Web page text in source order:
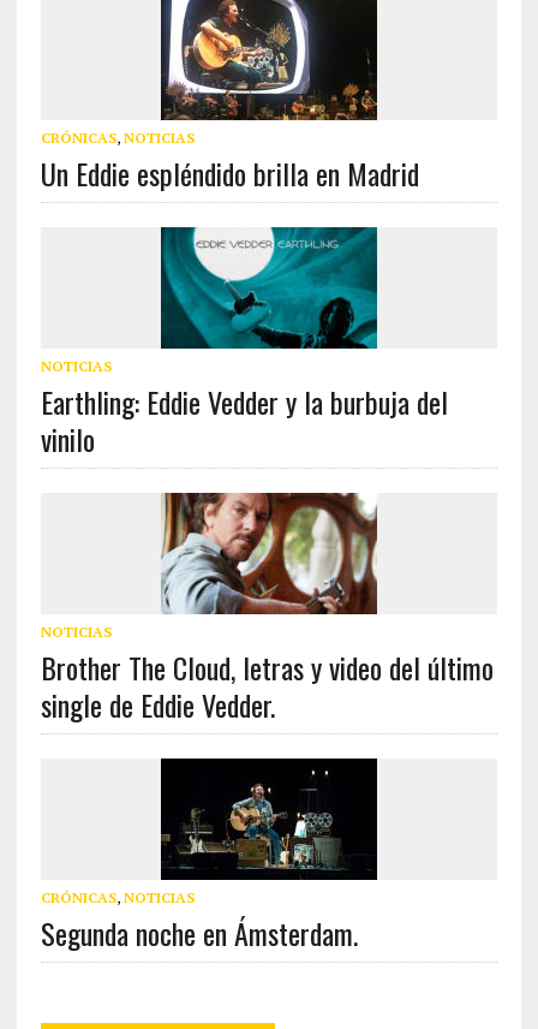
CRÓNICAS, NOTICIAS
Un Eddie espléndido brilla en Madrid
NOTICIAS
Earthling: Eddie Vedder y la burbuja del
vinilo
NOTICIAS
Brother The Cloud, letras y video del último
single de Eddie Vedder.
CRÓNICAS, NOTICIAS
Segunda noche en Ámsterdam.